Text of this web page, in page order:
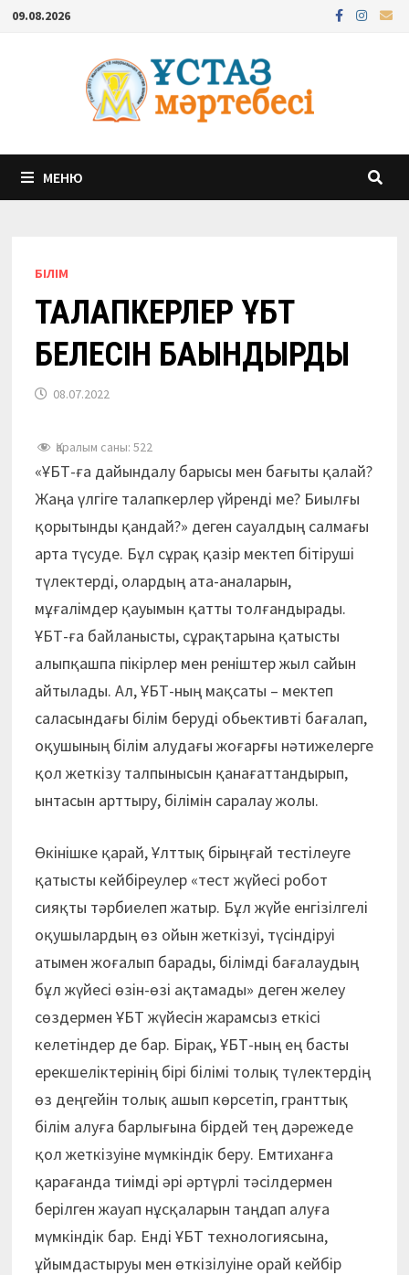
Перейти
содержимому
09.08.2026
МЕНЮ
БІЛІМ
ТАЛАПКЕРЛЕР ҰБТ
БЕЛЕСІН БАҒЫНДЫРДЫ
08.07.2022
Қаралым саны: 522
«ҰБТ-ға дайындалу барысы мен бағыты қалай?
Жаңа үлгіге талапкерлер үйренді ме? Биылғы
қорытынды қандай?» деген сауалдың салмағы
арта түсуде. Бұл сұрақ қазір мектеп бітіруші
түлектерді, олардың ата-аналарын,
мұғалімдер қауымын қатты толғандырады.
ҰБТ-ға байланысты, сұрақтарына қатысты
алыпқашпа пікірлер мен реніштер жыл сайын
айтылады. Ал, ҰБТ-ның мақсаты – мектеп
саласындағы білім беруді обьективті бағалап,
оқушының білім алудағы жоғарғы нәтижелерге
қол жеткізу талпынысын қанағаттандырып,
ынтасын арттыру, білімін саралау жолы.
Өкінішке қарай, Ұлттық бірыңғай тестілеуге
қатысты кейбіреулер «тест жүйесі робот
сияқты тәрбиелеп жатыр. Бұл жүйе енгізілгелі
оқушылардың өз ойын жеткізуі, түсіндіруі
атымен жоғалып барады, білімді бағалаудың
бұл жүйесі өзін-өзі ақтамады» деген желеу
сөздермен ҰБТ жүйесін жарамсыз еткісі
келетіндер де бар. Бірақ, ҰБТ-ның ең басты
ерекшеліктерінің бірі білімі толық түлектердің
өз деңгейін толық ашып көрсетіп, гранттық
білім алуға барлығына бірдей тең дәрежеде
қол жеткізуіне мүмкіндік беру. Емтиханға
қарағанда тиімді әрі әртүрлі тәсілдермен
берілген жауап нұсқаларын таңдап алуға
мүмкіндік бар. Енді ҰБТ технологиясына,
ұйымдастыруы мен өткізілуіне орай кейбір